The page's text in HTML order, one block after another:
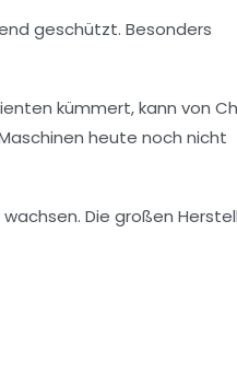
geschützt. Besonders
kümmert, kann von
heute noch nicht
Die großen